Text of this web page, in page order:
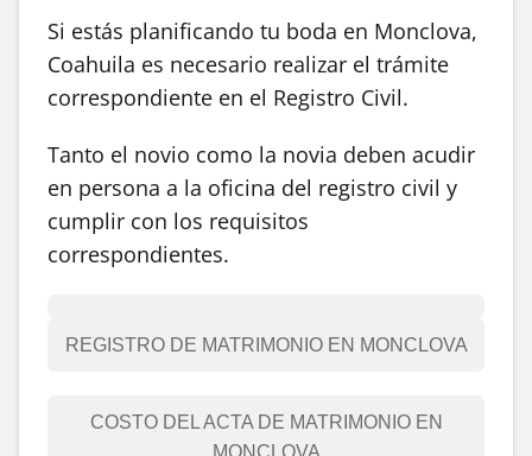
Si estás planificando tu boda en Monclova,
Coahuila es necesario realizar el trámite
correspondiente en el Registro Civil.
Tanto el novio como la novia deben acudir
en persona a la oficina del registro civil y
cumplir con los requisitos
correspondientes.
REGISTRO DE MATRIMONIO EN MONCLOVA
COSTO DEL ACTA DE MATRIMONIO EN
MONCLOVA